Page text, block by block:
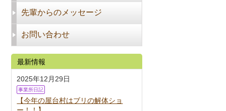
先輩からのメッセージ
お問い合わせ
最新情報
2025年12月29日
事業所日記
【今年の屋台村はブリの解体ショ